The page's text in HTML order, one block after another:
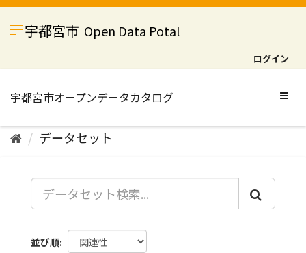
ス
宇都宮市 Open Data Potal
ログイン
データセット
並び順